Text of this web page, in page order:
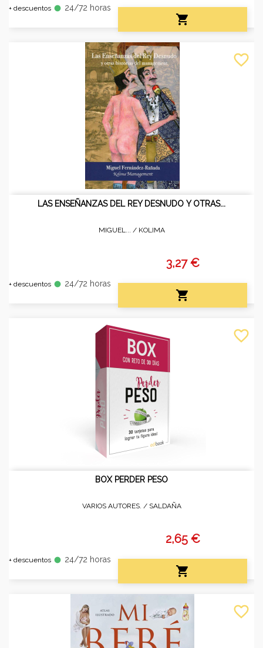
+ descuentos fiber_manual_record 24/72 horas

LAS ENSEÑANZAS DEL REY DESNUDO Y OTRAS...
MIGUEL... / KOLIMA
+ descuentos fiber_manual_record 24/72 horas
3,27 €

favorite_border
BOX PERDER PESO
VARIOS AUTORES. / SALDAÑA
+ descuentos fiber_manual_record 24/72 horas
2,65 €

favorite_border
favorite_border